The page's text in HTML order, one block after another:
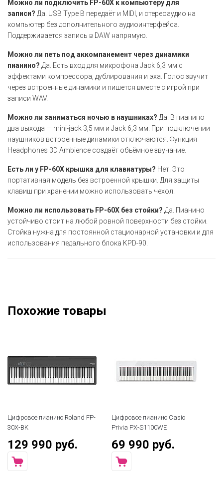
Можно ли подключить FP-60X к компьютеру для
записи? Да. USB Type B передаёт и MIDI, и стереоаудио на
компьютер без дополнительного аудиоинтерфейса.
Поддерживается запись в DAW напрямую.
Можно ли петь под аккомпанемент через динамики
пианино? Да. Есть вход для микрофона Jack 6,3 мм с
эффектами компрессора, дублирования и эха. Голос звучит
через встроенные динамики и пишется вместе с игрой при
записи WAV.
Можно ли заниматься ночью в наушниках? Да. В пианино
два выхода — mini-jack 3,5 мм и Jack 6,3 мм. При подключении
наушников встроенные динамики отключаются. Функция
Headphones 3D Ambience создаёт объёмное звучание.
Есть ли у FP-60X крышка для клавиатуры? Нет. Это
портативная модель без встроенной крышки. Для защиты
клавиш при хранении можно использовать чехол.
Можно ли использовать FP-60X без стойки? Да. Пианино
устойчиво стоит на любой ровной поверхности без стойки.
Стойка нужна для постоянной стационарной установки и для
использования педального блока KPD-90.
Похожие товары
Цифровое пианино Roland FP-
30X-BK
129 990 руб.
Цифровое пианино Casio
Privia PX-S1100WE
69 990 руб.